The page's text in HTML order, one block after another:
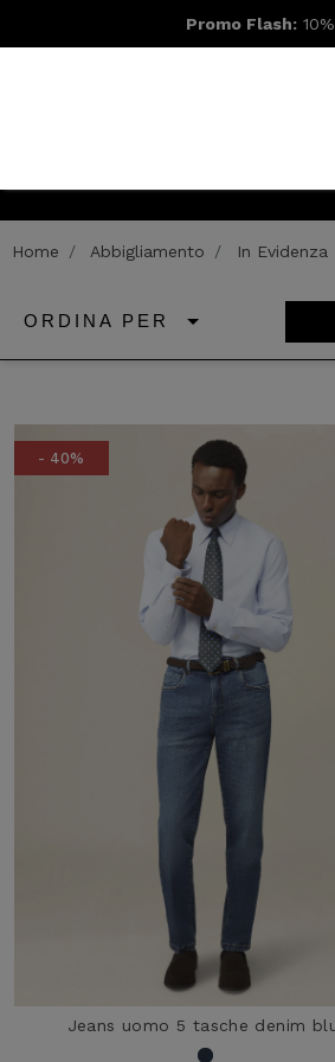
Promo Flash:
Home Abbigliamento In Evidenza
ORDINA PER
- 40%
Jeans uomo 5 tasche denim